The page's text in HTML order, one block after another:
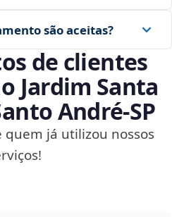
são aceitas?
de clientes
Jardim Santa
André‑SP
quem já utilizou nossos